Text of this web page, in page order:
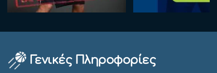
Γενικές Πληροφορίες